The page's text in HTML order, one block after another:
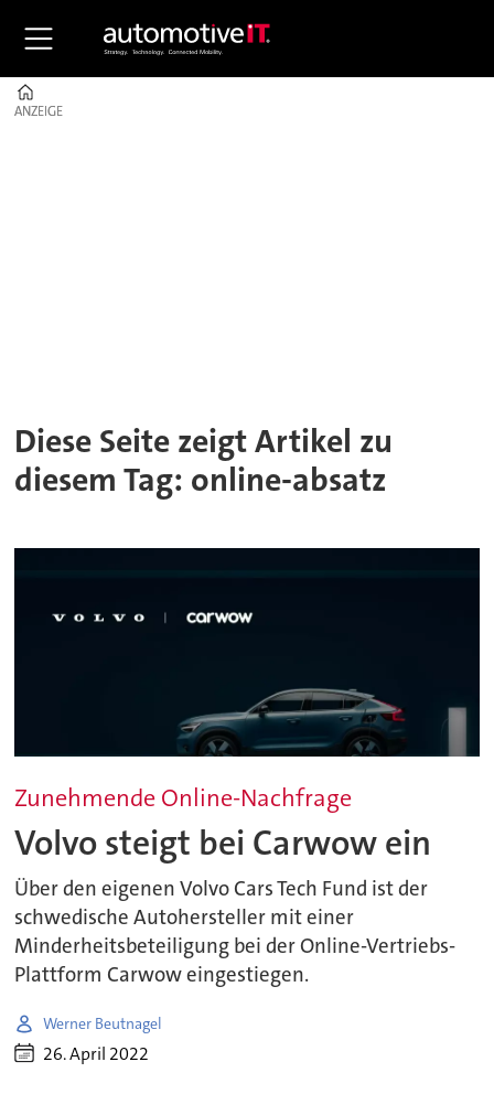
ANZEIGE
ANZEIGE
Diese Seite zeigt Artikel zu
diesem Tag: online-absatz
Zunehmende Online-Nachfrage
Volvo steigt bei Carwow ein
Über den eigenen Volvo Cars Tech Fund ist der
schwedische Autohersteller mit einer
Minderheitsbeteiligung bei der Online-Vertriebs-
Plattform Carwow eingestiegen.
Werner Beutnagel
26. April 2022